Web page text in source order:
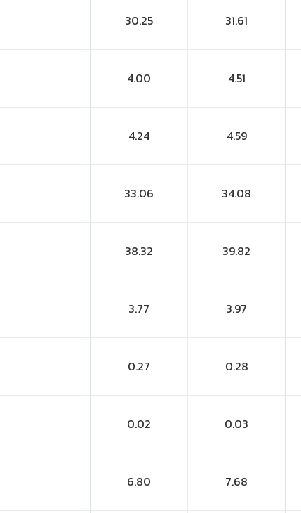
30.25 31.61
4.00 4.51
4.24 4.59
33.06 34.08
38.32 39.82
3.77 3.97
0.27 0.28
0.02 0.03
6.80 7.68